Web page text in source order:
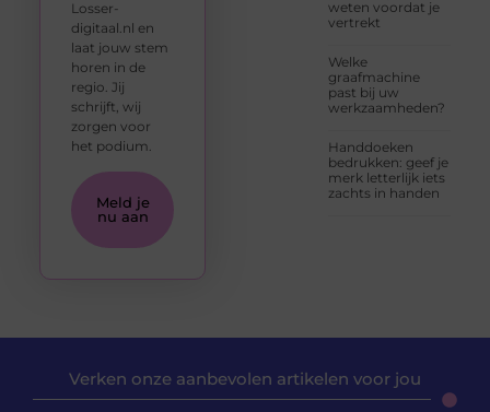
weten voordat je
vertrekt
Welke
graafmachine
past bij uw
werkzaamheden?
Handdoeken
bedrukken: geef je
merk letterlijk iets
zachts in handen
Losser-
digitaal.nl en
laat jouw stem
horen in de
regio. Jij
schrijft, wij
zorgen voor
het podium.
Meld je
nu aan
Verken onze aanbevolen artikelen voor jou